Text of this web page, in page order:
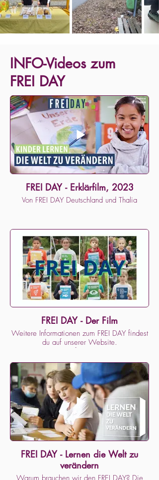
INFO-Videos zum
FREI DAY
FREI DAY - Erklärfilm, 2023
Von FREI DAY Deutschland und Thalia
FREI DAY - Der Film
Weitere Informationen zum FREI DAY findest
du auf unserer Website.
Der FREI DAY ist ein Lernformat der Initiative
Schule im Aufbruch.
https://schule-im-aufbruch.de
Eine Produktion von impactfilms:
www.impactfilms.de
Regie, Komposition, Schnitt: Anne Meißner
Kamera, Ton, Color Grading: Cristian Faur
FREI DAY - Lernen die Welt zu
verändern
Warum brauchen wir den FREI DAY? Die